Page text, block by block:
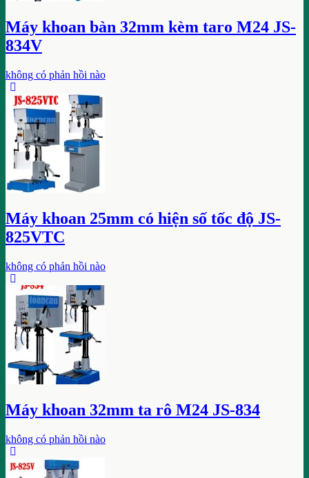
Máy khoan bàn 32mm kèm taro M24 JS-
834V
không có phản hồi nào
Máy khoan 25mm có hiện số tốc độ JS-
825VTC
không có phản hồi nào
Máy khoan 32mm ta rô M24 JS-834
không có phản hồi nào